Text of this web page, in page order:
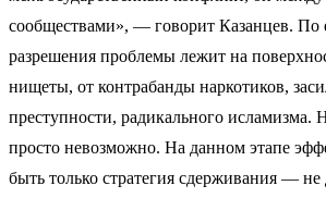
сообществами», — говорит Казанцев. По
разрешения проблемы лежит на
нищеты, от контрабанды наркотиков,
преступности, радикального исламизма.
просто невозможно. На данном этапе
быть только стратегия сдерживания — не